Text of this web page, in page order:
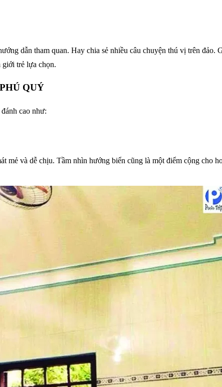
dẫn tham quan. Hay chia sẻ nhiều câu chuyện thú vị trên
giới trẻ lựa chọn.
QUÝ
cao như:
mẻ và dễ chịu. Tầm nhìn hướng biển cũng là một điểm cộng cho